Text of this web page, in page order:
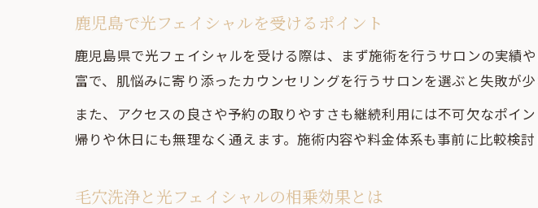
忙しいメンズにお
光フェイシャルで
鹿児島で光フェイシャルを受けるポイント
鹿児島県で光フェイシャルを受ける際は、まず施術を行うサロンの実績
富で、肌悩みに寄り添ったカウンセリングを行うサロンを選ぶと失敗が少
また、アクセスの良さや予約の取りやすさも継続利用には不可欠なポイ
帰りや休日にも無理なく通えます。施術内容や料金体系も事前に比較検
毛穴洗浄と光フェイシャルの相乗効果とは